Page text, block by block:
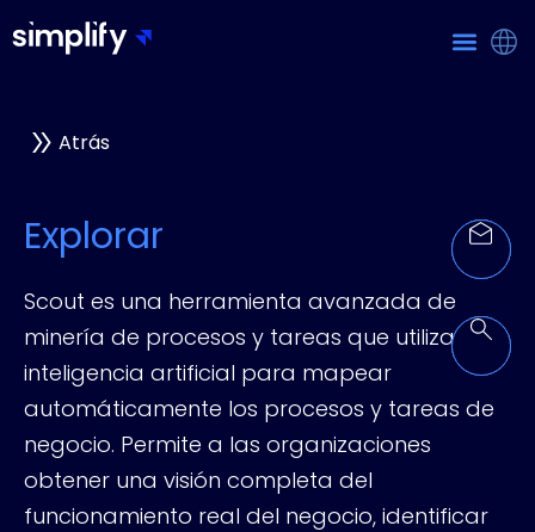
Atrás
Explorar
Scout es una herramienta avanzada de
minería de procesos y tareas que utiliza
inteligencia artificial para mapear
automáticamente los procesos y tareas de
negocio. Permite a las organizaciones
obtener una visión completa del
funcionamiento real del negocio, identificar